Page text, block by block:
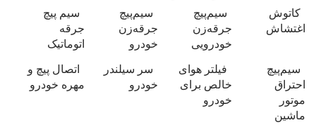
کاتوش
اغتشاش
سیم‌پیچ
جرقه‌زن
خودرویی
سیم‌پیچ
جرقه‌زن
خودرو
سیم پیچ
جرقه
اتوماتیک
سیم‌پیچ
احتراق
موتور
ماشین
فیلتر هوای
خالص برای
خودرو
سر سیلندر
خودرو
اتصال پیچ و
مهره خودرو